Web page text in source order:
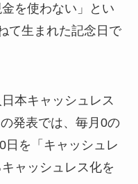
を使わない」とい
て生まれた記念日で
本キャッシュレス
発表では、毎月0の
日を「キャッシュレ
ャッシュレス化を